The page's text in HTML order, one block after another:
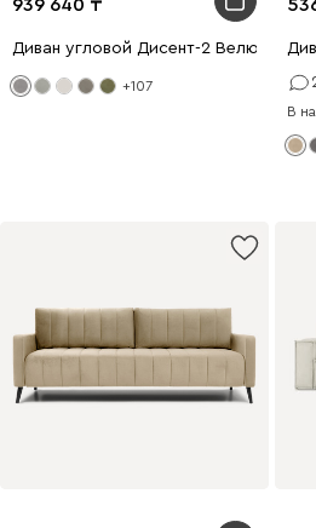
939 640
Диван угловой Дисент-2 Велюр
+107
В